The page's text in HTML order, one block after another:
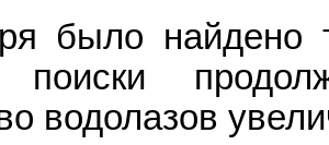
было найдено
поиски
водолазов